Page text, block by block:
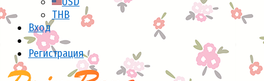
THB
Вход
Регистрация